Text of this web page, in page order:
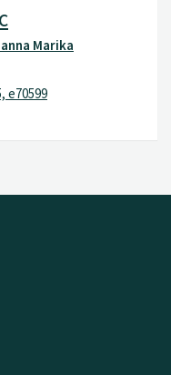
Marika
e70599